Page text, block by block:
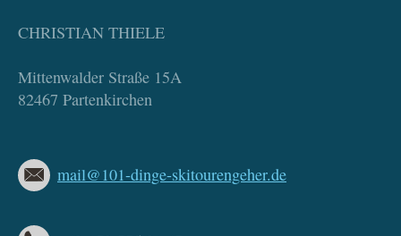
CHRISTIAN THIELE
Mittenwalder Straße 15A
82467 Partenkirchen
mail@101-dinge-skitourengeher.de